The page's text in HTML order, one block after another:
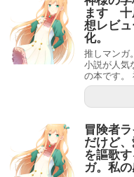
ます 十
想レビ
化。
推しマンガ
小説が人気
の本です。
冒険者
だけど
を謳歌
ガ。私